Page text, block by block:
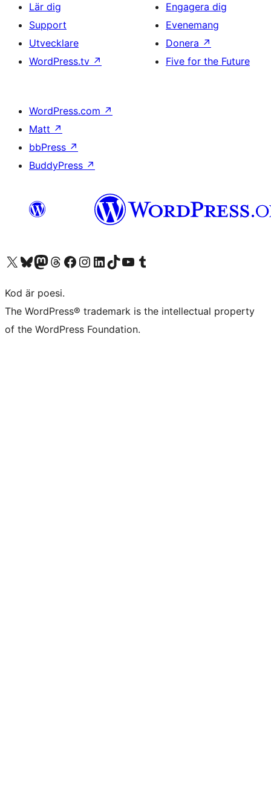
Lär dig
Support
Utvecklare
WordPress.tv ↗
Engagera dig
Evenemang
Donera ↗
Five for the Future
WordPress.com ↗
Matt ↗
bbPress ↗
BuddyPress ↗
Besök vår X-konto (f.d. Twitter)
Besök vårt Bluesky-konto
Besök vårt Mastodon-konto
Besök vårt Thread-konto
Besök vår Facebook-sidaBesök vårt Instagram-konto
Besök vårt LinkedIn-konto
Besök vårt TikTok-konto
Besök vår YouTube-kanalBesök vårt Tumblr-konto
Kod är poesi.
The WordPress® trademark is the intellectual property
of the WordPress Foundation.